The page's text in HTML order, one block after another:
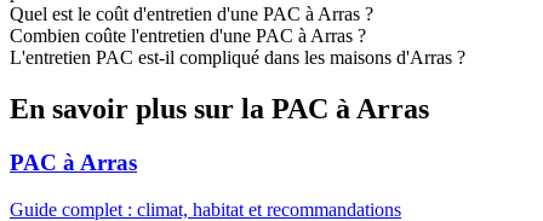
Quel est le coût d'entretien d'une PAC à Arras ?
Combien coûte l'entretien d'une PAC à Arras ?
L'entretien PAC est-il compliqué dans les maisons d'Arras ?
En savoir plus sur la PAC à Arras
PAC à Arras
Guide complet : climat, habitat et recommandations